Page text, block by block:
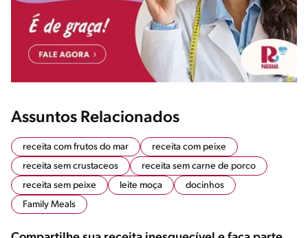
Assuntos Relacionados
receita com frutos do mar
receita com peixe
receita sem crustaceos
receita sem carne de porco
receita sem peixe
leite moça
docinhos
Family Meals